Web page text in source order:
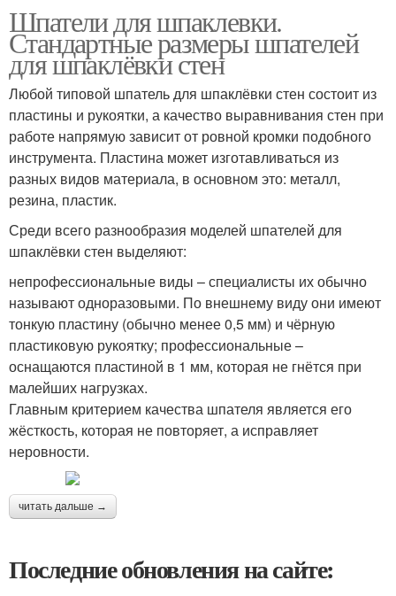
Шпатели для шпаклевки.
Стандартные размеры шпателей
для шпаклёвки стен
Любой типовой шпатель для шпаклёвки стен состоит из
пластины и рукоятки, а качество выравнивания стен при
работе напрямую зависит от ровной кромки подобного
инструмента. Пластина может изготавливаться из
разных видов материала, в основном это: металл,
резина, пластик.
Среди всего разнообразия моделей шпателей для
шпаклёвки стен выделяют:
непрофессиональные виды – специалисты их обычно
называют одноразовыми. По внешнему виду они имеют
тонкую пластину (обычно менее 0,5 мм) и чёрную
пластиковую рукоятку; профессиональные –
оснащаются пластиной в 1 мм, которая не гнётся при
малейших нагрузках.
Главным критерием качества шпателя является его
жёсткость, которая не повторяет, а исправляет
неровности.
читать дальше →
Последние обновления на сайте: